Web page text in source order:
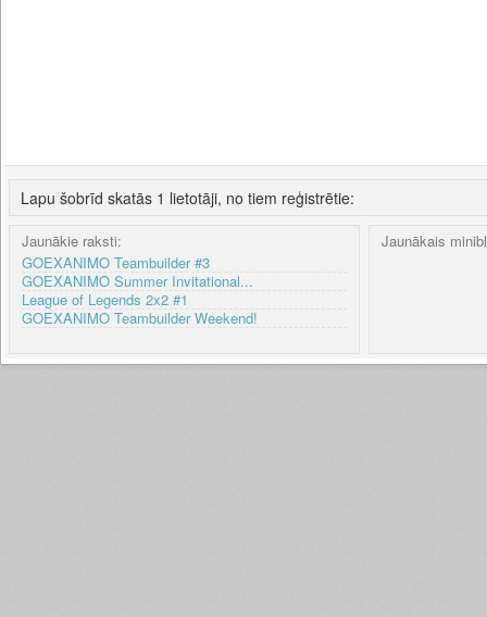
Lapu šobrīd skatās 1 lietotāji, no tiem reģistrētie:
Jaunākie raksti:
GOEXANIMO Teambuilder #3
GOEXANIMO Summer Invitational...
League of Legends 2x2 #1
GOEXANIMO Teambuilder Weekend!
Jaunākais